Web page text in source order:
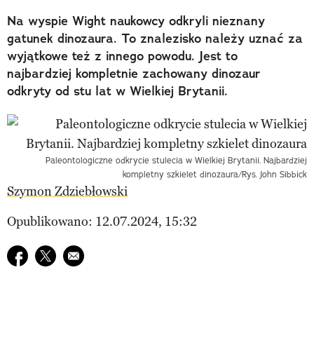
Na wyspie Wight naukowcy odkryli nieznany
gatunek dinozaura. To znalezisko należy uznać za
wyjątkowe też z innego powodu. Jest to
najbardziej kompletnie zachowany dinozaur
odkryty od stu lat w Wielkiej Brytanii.
Paleontologiczne odkrycie stulecia w Wielkiej Brytanii. Najbardziej
kompletny szkielet dinozaura/Rys. John Sibbick
Szymon Zdziebłowski
Opublikowano: 12.07.2024, 15:32
Udostępnij na facebook
Udostępnij na twitter
E-mail do przyjaciela